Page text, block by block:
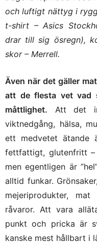
och luftigt nättyg i
t-shirt – Asics
drar till sig ösregn),
skor – Merrell.
Även när det gäller
att de flesta vet vad
måttlighet. Att det
viktnedgång, hälsa,
ett medvetet ätande
fettfattigt, glutenfritt –
men egentligen är
alltid funkar.
mejeriprodukter,
råvaror. Att vara
punkt och pricka är
kanske mest hållbart i